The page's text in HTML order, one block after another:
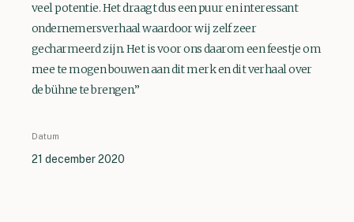
veel potentie. Het draagt dus een puur en interessant
ondernemersverhaal waardoor wij zelf zeer
gecharmeerd zijn. Het is voor ons daarom een feestje om
mee te mogen bouwen aan dit merk en dit verhaal over
de bühne te brengen.”
Datum
21 december 2020